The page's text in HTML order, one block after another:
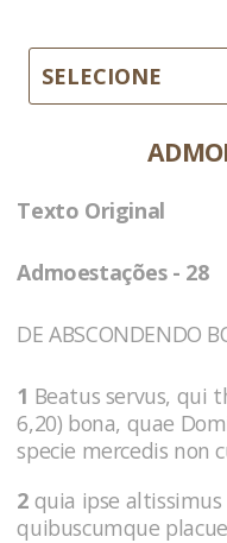
SELECIONE
Texto Original
Admoestações - 28
DE ABSCONDENDO
1 Beatus servus, qui
6,20) bona, quae
specie mercedis non
2 quia ipse
quibuscumque